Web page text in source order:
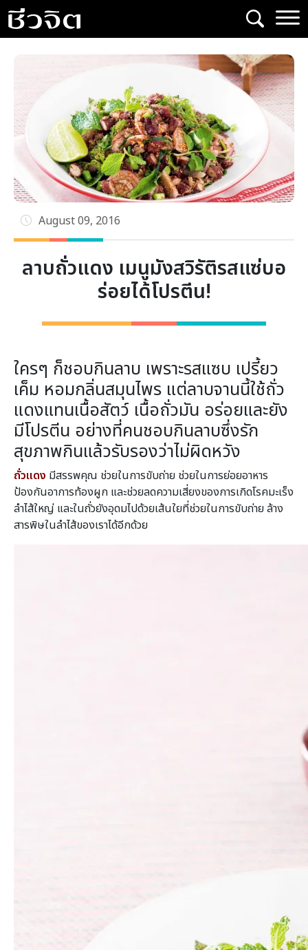
Skip
to
content
August 09, 2016
ลาบถั่วแดง เมนูมังสวิรัติรสแซ่บอ
ร่อยได้โปรตีน!
ใครๆ ก็ชอบกินลาบ เพราะรสแซบ เปรี้ยว
เค็ม หอมกลิ่นสมุนไพร แต่ลาบจานนี้ใช้ถั่ว
แดงแทนเนื้อสัตว์ เนื้อถั่วมัน อร่อยและยัง
มีโปรตีน อย่างที่คนชอบกินลาบซึ่งรัก
สุขภาพกินแล้วรับรองว่าไม่ผิดหวัง
ถั่วแดง มีสรรพคุณ ช่วยในการขับถ่าย ช่วยในการย่อยอาหาร
ป้องกันอาการท้องผูก และช่วยลดความเสี่ยงของการเกิดโรคมะเร็ง
ลำไส้ใหญ่ และในถั่วยังอุดมไปด้วยเส้นใยที่ช่วยในการขับถ่าย ล้าง
สารพิษในลำไส้ของเราได้อีกด้วย